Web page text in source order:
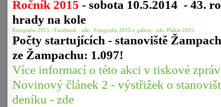
Ročník 2015 - sobota 10.5.2014 - 43.
hrady na kole
Fotografie 2015 - Facebook - zde Fotografie 2015 v galerii - zde Plakát 2015
Počty startujících - stanoviště
ze Žampachu: 1.097!
Více informací o této akci v tiskové
Novinový článek 2 - výstřižek o
deníku - zde